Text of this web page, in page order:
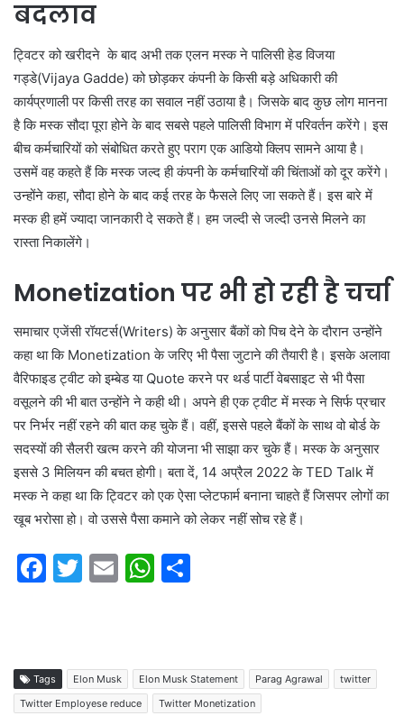
बदलाव
ट्विटर को खरीदने के बाद अभी तक एलन मस्क ने पालिसी हेड विजया
गड्डे(Vijaya Gadde) को छोड़कर कंपनी के किसी बड़े अधिकारी की
कार्यप्रणाली पर किसी तरह का सवाल नहीं उठाया है। जिसके बाद कुछ लोग मानना
है कि मस्क सौदा पूरा होने के बाद सबसे पहले पालिसी विभाग में परिवर्तन करेंगे। इस
बीच कर्मचारियों को संबोधित करते हुए पराग एक आडियो क्लिप सामने आया है।
उसमें वह कहते हैं कि मस्क जल्द ही कंपनी के कर्मचारियों की चिंताओं को दूर करेंगे।
उन्होंने कहा, सौदा होने के बाद कई तरह के फैसले लिए जा सकते हैं। इस बारे में
मस्क ही हमें ज्यादा जानकारी दे सकते हैं। हम जल्दी से जल्दी उनसे मिलने का
रास्ता निकालेंगे।
Monetization पर भी हो रही है चर्चा
समाचार एजेंसी रॉयटर्स(Writers) के अनुसार बैंकों को पिच देने के दौरान उन्होंने
कहा था कि Monetization के जरिए भी पैसा जुटाने की तैयारी है। इसके अलावा
वैरिफाइड ट्वीट को इम्बेड या Quote करने पर थर्ड पार्टी वेबसाइट से भी पैसा
वसूलने की भी बात उन्होंने ने कही थी। अपने ही एक ट्वीट में मस्क ने सिर्फ प्रचार
पर निर्भर नहीं रहने की बात कह चुके हैं। वहीं, इससे पहले बैंकों के साथ वो बोर्ड के
सदस्यों की सैलरी खत्म करने की योजना भी साझा कर चुके हैं। मस्क के अनुसार
इससे 3 मिलियन की बचत होगी। बता दें, 14 अप्रैल 2022 के TED Talk में
मस्क ने कहा था कि ट्विटर को एक ऐसा प्लेटफार्म बनाना चाहते हैं जिसपर लोगों का
खूब भरोसा हो। वो उससे पैसा कमाने को लेकर नहीं सोच रहे हैं।
F
b
o
T
E
W
A
p
Tags Elon Musk Elon Musk Statement Parag Agrawal
twitter
Twitter Employese reduce
Twitter Monetization